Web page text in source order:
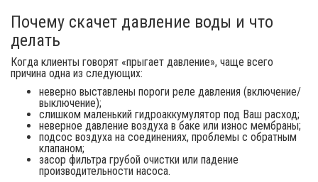
Почему скачет давление воды и что
делать
Когда клиенты говорят «прыгает давление», чаще всего
причина одна из следующих:
неверно выставлены пороги реле давления (включение/
выключение);
слишком маленький гидроаккумулятор под Ваш расход;
неверное давление воздуха в баке или износ мембраны;
подсос воздуха на соединениях, проблемы с обратным
клапаном;
засор фильтра грубой очистки или падение
производительности насоса.